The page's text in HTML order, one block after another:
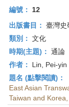
編號：
12
出版書目： 臺灣史
類別： 文化
時期(主題)： 通論
作者：
Lin, Pei-yin
題名 (點擊閱讀)：
East Asian
Taiwan and